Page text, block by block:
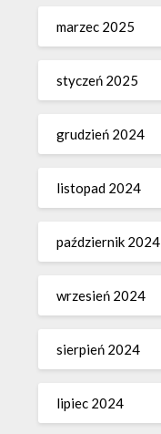
marzec 2025
styczeń 2025
grudzień 2024
listopad 2024
październik 2024
wrzesień 2024
sierpień 2024
lipiec 2024